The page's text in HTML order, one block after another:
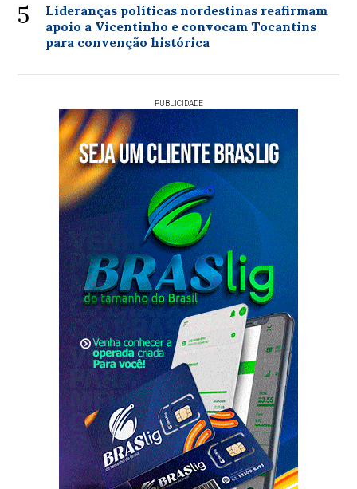
5
Lideranças políticas nordestinas reafirmam
apoio a Vicentinho e convocam Tocantins
para convenção histórica
PUBLICIDADE